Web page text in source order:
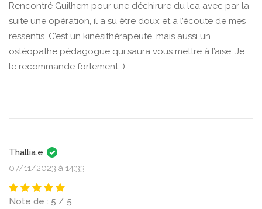
Rencontré Guilhem pour une déchirure du lca avec par la
suite une opération, il a su être doux et à l’écoute de mes
ressentis. C’est un kinésithérapeute, mais aussi un
ostéopathe pédagogue qui saura vous mettre à l’aise. Je
le recommande fortement :)
Thallia.e
07/11/2023 à 14:33
Note de : 5 / 5